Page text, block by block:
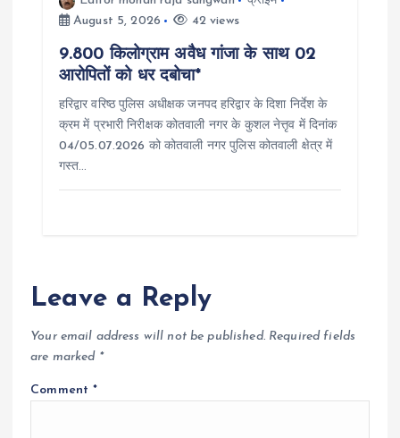
August 5, 2026
42 views
9.800 किलोग्राम अवैध गांजा के साथ 02
आरोपितों को धर दबोचा*
हरिद्वार वरिष्ठ पुलिस अधीक्षक जनपद हरिद्वार के दिशा निर्देश के
क्रम में प्रभारी निरीक्षक कोतवाली नगर के कुशल नेत्तृव में दिनांक
04/05.07.2026 को कोतवाली नगर पुलिस कोतवाली क्षेत्र में
गस्त…
Leave a Reply
Your email address will not be published. Required fields
are marked *
Comment*